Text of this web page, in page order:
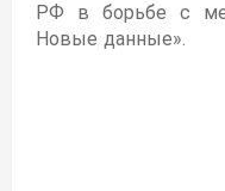
РФ в борьбе с
Новые данные».